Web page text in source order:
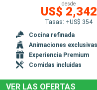
desde
US$ 2,342
Tasas: +US$ 354
Cocina refinada
Animaciones
Experiencia Premium
Comidas incluidas
VER LAS OFERTAS